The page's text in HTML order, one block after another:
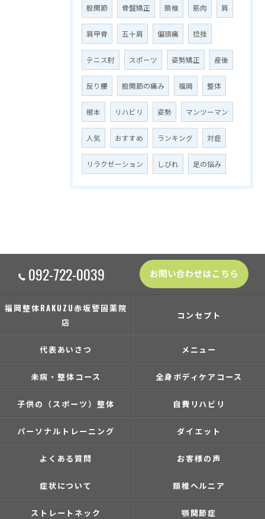
股関節 骨盤矯正 頚椎 筋肉 肩
肩甲骨 五十肩 偏頭痛 捻挫
テニス肘 スポーツ 姿勢矯正 産後
反り腰 股関節の痛み 福岡 整体
根本 リハビリ 姿勢 マンツーマン
人気 おすすめ ランキング 対症
リラクゼーション しびれ 足の悩み
092-722-0039 お問い合わせはこちら
福岡整体RAKUZU赤坂警固薬院
店
コンセプト
代表あいさつ メニュー
未病・整体コース 全身ボディケアコース
子供の（スポーツ）整体 自費リハビリ
パーソナルトレーニング ダイエット
よくある質問 お客様の声
症状について 頚椎ヘルニア
ストレートネック 顎関節症